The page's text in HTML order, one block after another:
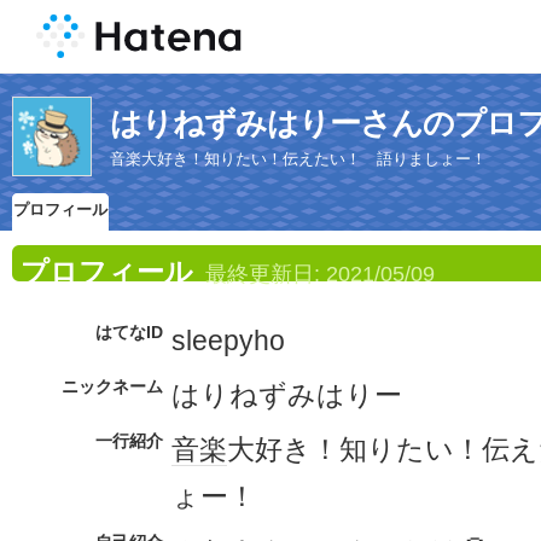
はりねずみはりーさんのプロ
音楽大好き！知りたい！伝えたい！ 語りましょー！
プロフィール
プロフィール 最終更新日: 2021/05/09
はてなID sleepyho
ニックネーム はりねずみはりー
一行紹介 音楽大好き！知りたい！伝
ょー！